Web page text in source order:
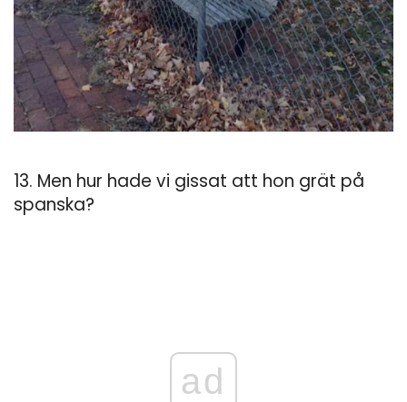
13. Men hur hade vi gissat att hon grät på
spanska?
ad